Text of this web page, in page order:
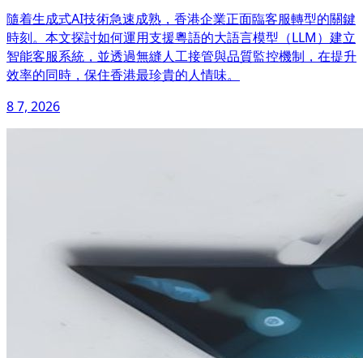
隨着生成式AI技術急速成熟，香港企業正面臨客服轉型的關鍵
時刻。本文探討如何運用支援粵語的大語言模型（LLM）建立
智能客服系統，並透過無縫人工接管與品質監控機制，在提升
效率的同時，保住香港最珍貴的人情味。
8 7, 2026